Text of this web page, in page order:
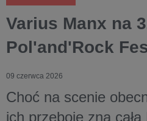
Varius Manx na
Pol'and'Rock
09 czerwca 2026
Choć na scenie
ich przeboje zna